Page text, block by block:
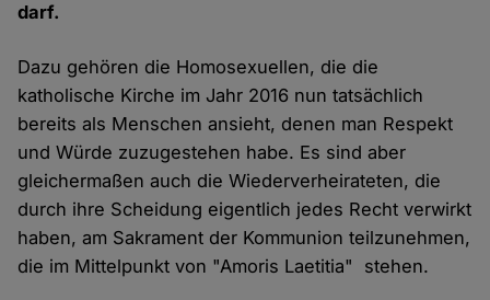
darf.
Dazu gehören die Homosexuellen, die die
katholische Kirche im Jahr 2016 nun tatsächlich
bereits als Menschen ansieht, denen man Respekt
und Würde zuzugestehen habe. Es sind aber
gleichermaßen auch die Wiederverheirateten, die
durch ihre Scheidung eigentlich jedes Recht verwirkt
haben, am Sakrament der Kommunion teilzunehmen,
die im Mittelpunkt von "Amoris Laetitia" stehen.